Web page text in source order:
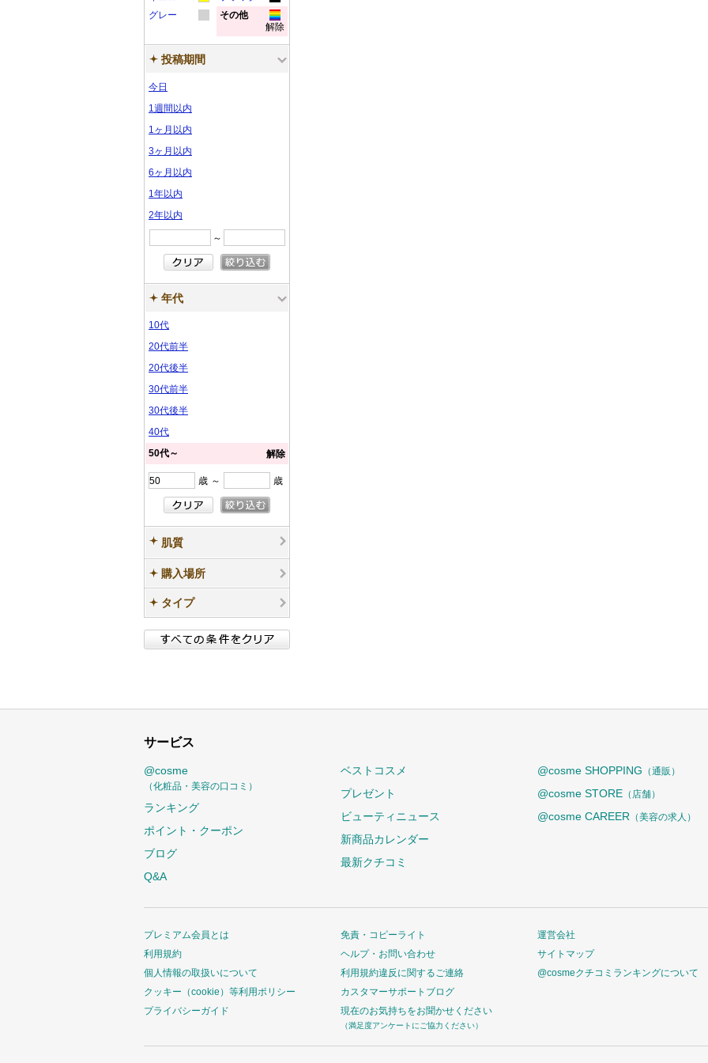
ル
プ
ル
ル
ン
プ
プ
サ
ン
ン
ー
サ
ラ
ラ
ー
カ
カ
ラ
グレー
ー
その他
カ
解除
投稿期間
今日
1週間以内
1ヶ月以内
3ヶ月以内
6ヶ月以内
1年以内
2年以内
～
年代
10代
20代前半
20代後半
30代前半
30代後半
40代
50代～
解除
歳 ～ 歳
肌質
購入場所
タイプ
サービス
@cosme
（化粧品・美容の口コミ）
ランキング
ポイント・クーポン
ブログ
Q&A
ベストコスメ
プレゼント
ビューティニュース
新商品カレンダー
最新クチコミ
@cosme SHOPPING （通販）
@cosme STORE （店舗）
@cosme CAREER （美容の求人）
プレミアム会員とは
利用規約
個人情報の取扱いについて
クッキー（cookie）等利用ポリシー
プライバシーガイド
免責・コピーライト
ヘルプ・お問い合わせ
利用規約違反に関するご連絡
カスタマーサポートブログ
現在のお気持ちをお聞かせください
（満足度アンケートにご協力ください）
運営会社
サイトマップ
@cosmeクチコミランキングについて